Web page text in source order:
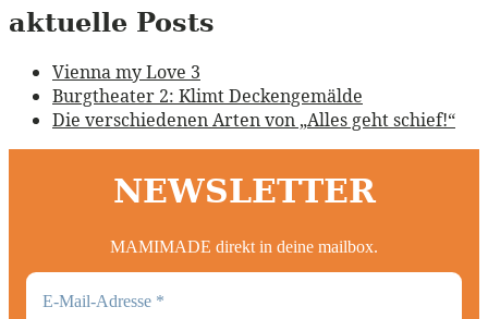
aktuelle Posts
Vienna my Love 3
Burgtheater 2: Klimt Deckengemälde
Die verschiedenen Arten von „Alles geht schief!“
NEWSLETTER
MAMIMADE direkt in deine mailbox.